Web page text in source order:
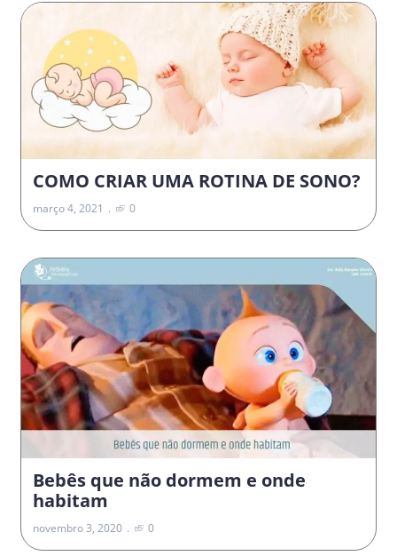
COMO CRIAR UMA ROTINA DE SONO?
março 4, 2021 0
Bebês que não dormem e onde
habitam
novembro 3, 2020 0